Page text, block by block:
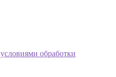
условиями обработки